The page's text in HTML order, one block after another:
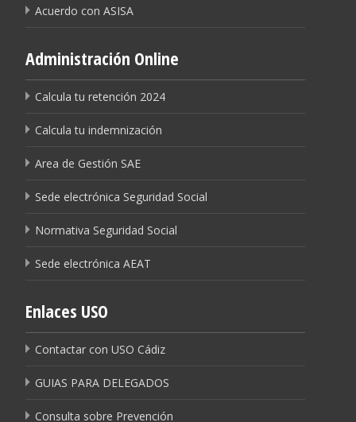
Acuerdo con ASISA
Administración Online
Calcula tu retención 2024
Calcula tu indemnización
Area de Gestión SAE
Sede electrónica Seguridad Social
Normativa Seguridad Social
Sede electrónica AEAT
Enlaces USO
Contactar con USO Cádiz
GUIAS PARA DELEGADOS
Consulta sobre Prevención